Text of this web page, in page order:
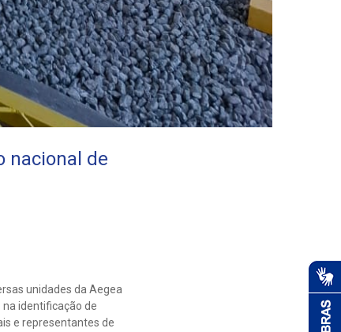
nacional de
unidades da Aegea
identificação de
e representantes de